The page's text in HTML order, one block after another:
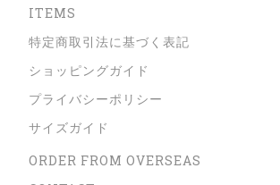
ITEMS
特定商取引法に基づく表記
ショッピングガイド
プライバシーポリシー
サイズガイド
ORDER FROM OVERSEAS